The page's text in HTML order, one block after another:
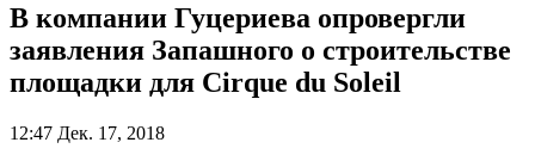
В компании Гуцериева опровергли
заявления Запашного о строительстве
площадки для Cirque du Soleil
12:47 Дек. 17, 2018